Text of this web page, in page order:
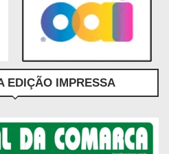
EDIÇÃO IMPRESSA